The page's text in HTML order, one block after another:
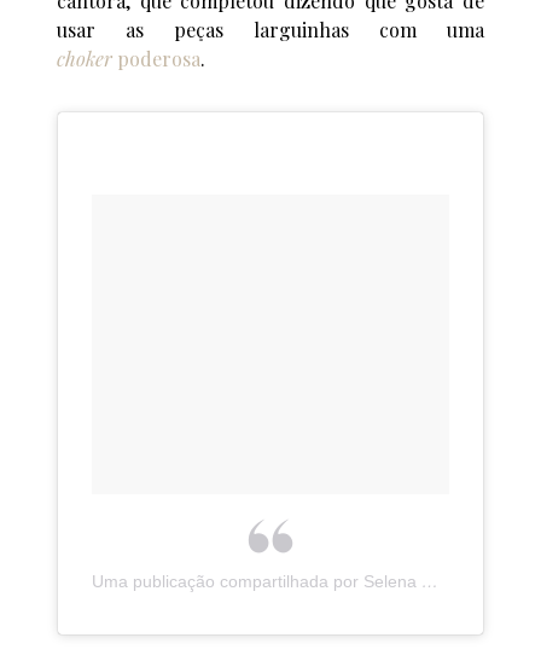
usar as peças larguinhas com uma
choker poderosa.
Uma publicação compartilhada por Selena Gomez (@selenagomez)